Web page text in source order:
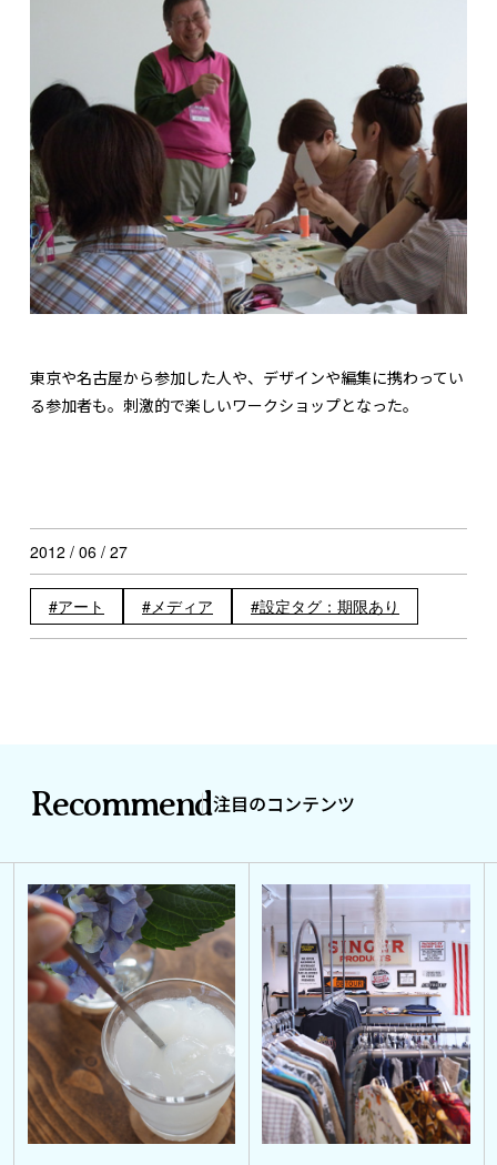
東京や名古屋から参加した人や、デザインや編集に携わってい
る参加者も。刺激的で楽しいワークショップとなった。
2012 / 06 / 27
アート メディア 設定タグ：期限あり
Recommend注目のコンテンツ